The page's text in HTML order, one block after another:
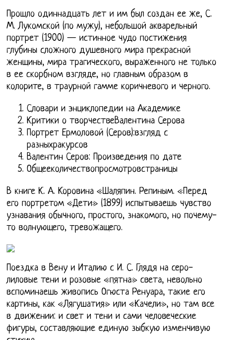
Прошло одиннадцать лет и им был создан ее же, С.
М. Лукомской (по мужу), небольшой акварельный
портрет (1900) — истинное чудо постижения
глубины сложного душевного мира прекрасной
женщины, мира трагического, выраженного не только
в ее скорбном взгляде, но главным образом в
колорите, в траурной гамме коричневого и черного.
Словари и энциклопедии на Академике
Критики о творчествеВалентина Серова
Портрет Ермоловой (Серов):взгляд с
разныхракурсов
Валентин Серов: Произведения по дате
Общееколичествопросмотровстраницы
В книге К. А. Коровина «Шаляпин. Репиным. «Перед
его портретом «Дети» (1899) испытываешь чувство
узнавания обычного, простого, знакомого, но почему-
то волнующего, тревожащего.
Поездка в Вену и Италию с И. С. Глядя на серо-
лиловые тени и розовые «пятна» света, невольно
вспоминаешь живопись Огюста Ренуара, такие его
картины, как «Лягушатия» или «Качели», но там все
в движении: и свет и тени и сами человеческие
фигуры, составляющие единую зыбкую изменчивую